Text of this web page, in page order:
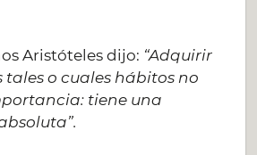
Aristóteles dijo: “Adquirir
tales o cuales hábitos no
tiene una